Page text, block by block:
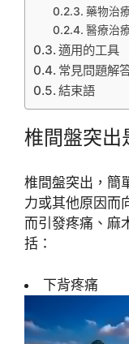
藥物治
醫療治
適用的工具
常見問題解
結束語
椎間盤突出
椎間盤突出，簡
力或其他原因而
而引發疼痛、麻
括：
下背疼痛